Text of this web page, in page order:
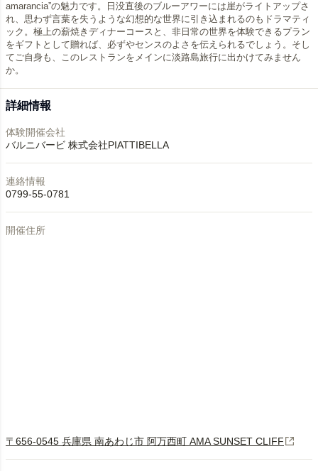
amarancia”の魅力です。日没直後のブルーアワーには崖がライトアップさ
れ、思わず言葉を失うような幻想的な世界に引き込まれるのもドラマティ
ック。極上の薪焼きディナーコースと、非日常の世界を体験できるプラン
をギフトとして贈れば、必ずやセンスのよさを伝えられるでしょう。そし
てご自身も、このレストランをメインに淡路島旅行に出かけてみません
詳細情報
体験開催会社
バルニバービ 株式会社PIATTIBELLA
連絡情報
0799-55-0781
開催住所
〒656-0545 兵庫県 南あわじ市 阿万西町 AMA SUNSET CLIFF